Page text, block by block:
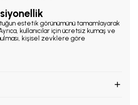
estetik görünümünü tamamlayarak
kullanıcılar için ücretsiz kumaş ve
kişisel zevklere göre